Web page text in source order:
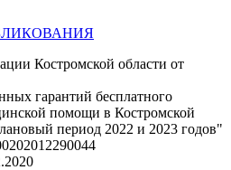
Костромской области от
гарантий бесплатного
помощи в Костромской
период 2022 и 2023 годов"